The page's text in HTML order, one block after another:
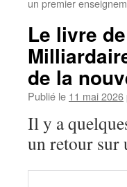
un premier
Le livre
de la
Publié le 11 mai 2026
Il y a
un retour sur